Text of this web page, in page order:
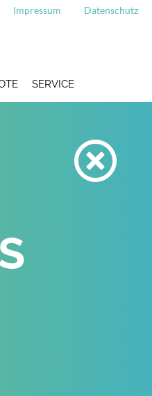
Impressum Datenschutz
SERVICE